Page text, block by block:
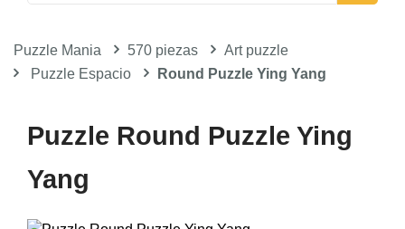
Puzzle Mania 570 piezas
Art puzzle
Puzzle Espacio
Round Puzzle Ying Yang
Puzzle Round Puzzle Ying
Yang